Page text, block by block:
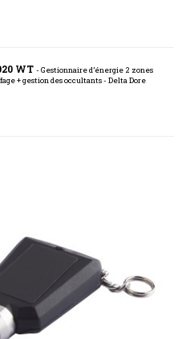
WT - Gestionnaire d’énergie 2 zones
+ gestion des occultants - Delta Dore